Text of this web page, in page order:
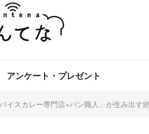
アンケート・プレゼント
イスカレー専門店×パン職人」が生み出